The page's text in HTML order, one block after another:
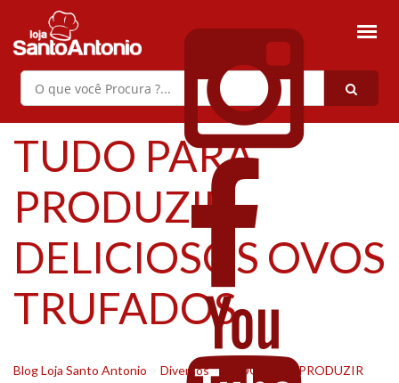
TUDO PARA
PRODUZIR
DELICIOSOS OVOS
TRUFADOS
Blog Loja Santo Antonio Diversos>
TUDO PARA PRODUZIR